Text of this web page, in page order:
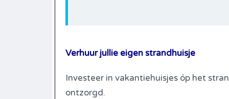
Verhuur jullie eigen strandhuisje
Investeer in vakantiehuisjes óp het
ontzorgd.